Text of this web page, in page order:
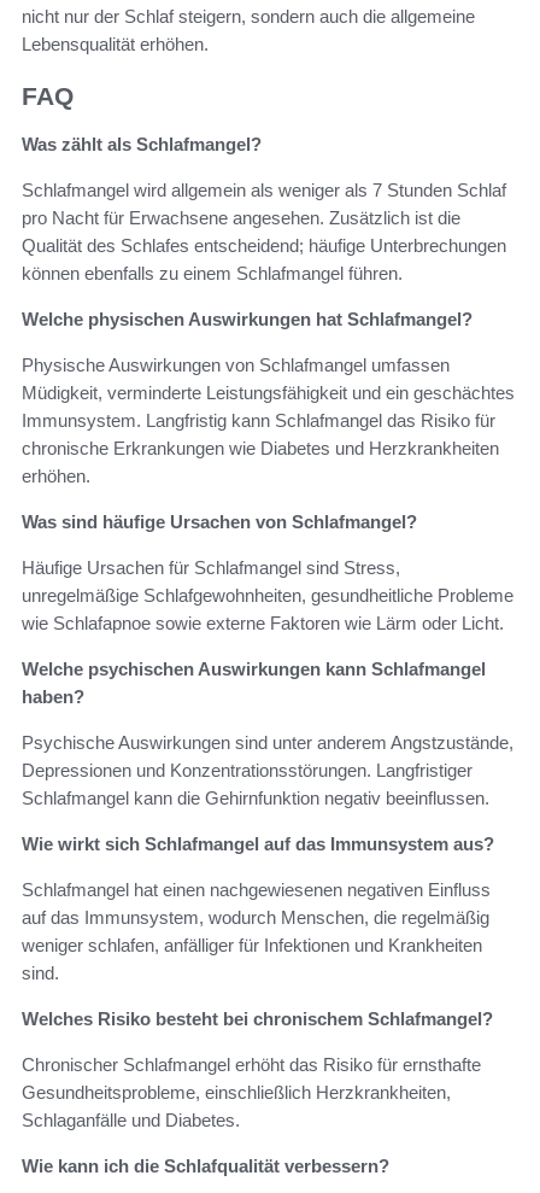
nicht nur der Schlaf steigern, sondern auch die allgemeine
Lebensqualität erhöhen.
FAQ
Was zählt als Schlafmangel?
Schlafmangel wird allgemein als weniger als 7 Stunden Schlaf
pro Nacht für Erwachsene angesehen. Zusätzlich ist die
Qualität des Schlafes entscheidend; häufige Unterbrechungen
können ebenfalls zu einem Schlafmangel führen.
Welche physischen Auswirkungen hat Schlafmangel?
Physische Auswirkungen von Schlafmangel umfassen
Müdigkeit, verminderte Leistungsfähigkeit und ein geschächtes
Immunsystem. Langfristig kann Schlafmangel das Risiko für
chronische Erkrankungen wie Diabetes und Herzkrankheiten
erhöhen.
Was sind häufige Ursachen von Schlafmangel?
Häufige Ursachen für Schlafmangel sind Stress,
unregelmäßige Schlafgewohnheiten, gesundheitliche Probleme
wie Schlafapnoe sowie externe Faktoren wie Lärm oder Licht.
Welche psychischen Auswirkungen kann Schlafmangel
haben?
Psychische Auswirkungen sind unter anderem Angstzustände,
Depressionen und Konzentrationsstörungen. Langfristiger
Schlafmangel kann die Gehirnfunktion negativ beeinflussen.
Wie wirkt sich Schlafmangel auf das Immunsystem aus?
Schlafmangel hat einen nachgewiesenen negativen Einfluss
auf das Immunsystem, wodurch Menschen, die regelmäßig
weniger schlafen, anfälliger für Infektionen und Krankheiten
sind.
Welches Risiko besteht bei chronischem Schlafmangel?
Chronischer Schlafmangel erhöht das Risiko für ernsthafte
Gesundheitsprobleme, einschließlich Herzkrankheiten,
Schlaganfälle und Diabetes.
Wie kann ich die Schlafqualität verbessern?